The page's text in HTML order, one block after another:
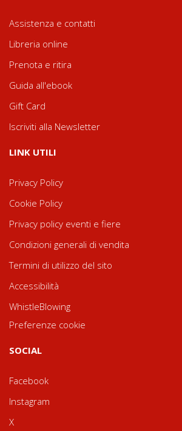
Assistenza e contatti
Libreria online
Prenota e ritira
Guida all'ebook
Gift Card
Iscriviti alla Newsletter
LINK UTILI
Privacy Policy
Cookie Policy
Privacy policy eventi e fiere
Condizioni generali di vendita
Termini di utilizzo del sito
Accessibilità
WhistleBlowing
Preferenze cookie
SOCIAL
Facebook
Instagram
X